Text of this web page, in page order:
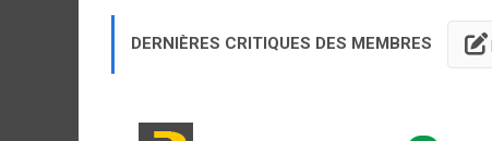
DERNIÈRES CRITIQUES DES MEMBRES